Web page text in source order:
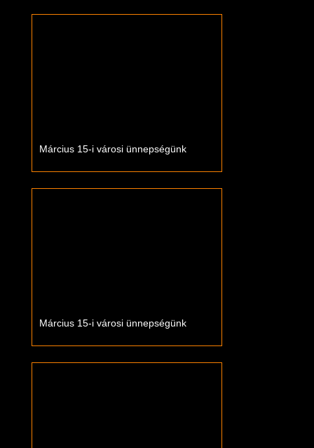
Március 15-i városi ünnepségünk
Március 15-i városi ünnepségünk